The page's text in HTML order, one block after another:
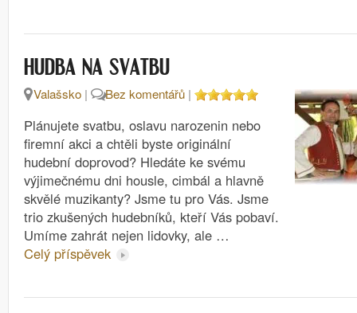
HUDBA NA SVATBU
Valašsko | Bez komentářů |
Plánujete svatbu, oslavu narozenin nebo
firemní akci a chtěli byste originální
hudební doprovod? Hledáte ke svému
výjimečnému dni housle, cimbál a hlavně
skvělé muzikanty? Jsme tu pro Vás. Jsme
trio zkušených hudebníků, kteří Vás pobaví.
Umíme zahrát nejen lidovky, ale …
Celý příspěvek